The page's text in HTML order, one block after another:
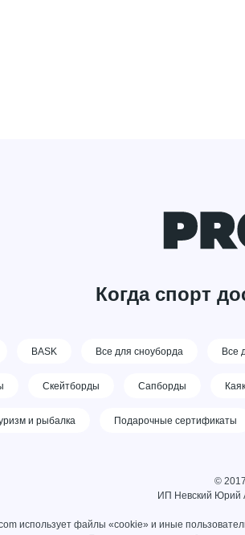
Когда спорт
BASK Все для сноуборда Все
Скейтборды Сапборды
и рыбалка Подарочные сертификаты
©
ИП Невский Юрий
использует файлы «cookie» и иные